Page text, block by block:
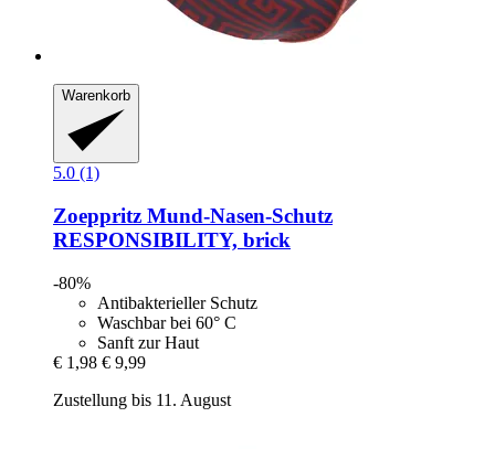
Warenkorb
5.0 (1)
Zoeppritz Mund-​Nasen-​Schutz
RESPONSIBILITY, brick
-80%
Antibakterieller Schutz
Waschbar bei 60° C
Sanft zur Haut
€ 1,98 € 9,99
Zustellung bis 11. August